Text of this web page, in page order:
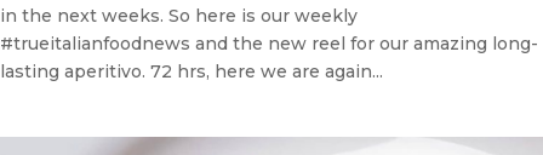
in the next weeks. So here is our weekly
#trueitalianfoodnews and the new reel for our amazing long-
lasting aperitivo. 72 hrs, here we are again...